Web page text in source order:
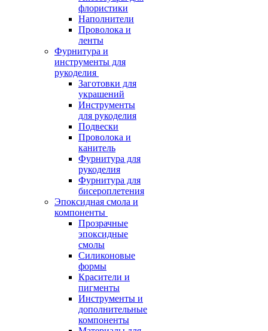
флористики
Наполнители
Проволока и
ленты
Фурнитура и
инструменты для
рукоделия
Заготовки для
украшений
Инструменты
для рукоделия
Подвески
Проволока и
канитель
Фурнитура для
рукоделия
Фурнитура для
бисероплетения
Эпоксидная смола и
компоненты
Прозрачные
эпоксидные
смолы
Силиконовые
формы
Красители и
пигменты
Инструменты и
дополнительные
компоненты